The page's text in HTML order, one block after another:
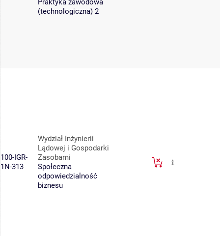
Praktyka zawodowa
(technologiczna) 2
100-IGR-
1N-313
Wydział Inżynierii
Lądowej i Gospodarki
Zasobami
Społeczna
odpowiedzialność
biznesu